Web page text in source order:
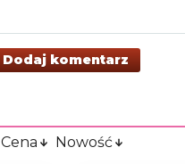
Dodaj komentarz
Cena Nowość